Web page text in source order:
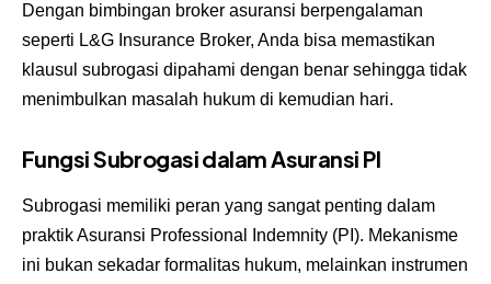
Dengan bimbingan broker asuransi berpengalaman
seperti L&G Insurance Broker, Anda bisa memastikan
klausul subrogasi dipahami dengan benar sehingga tidak
menimbulkan masalah hukum di kemudian hari.
Fungsi Subrogasi dalam Asuransi PI
Subrogasi memiliki peran yang sangat penting dalam
praktik Asuransi Professional Indemnity (PI). Mekanisme
ini bukan sekadar formalitas hukum, melainkan instrumen